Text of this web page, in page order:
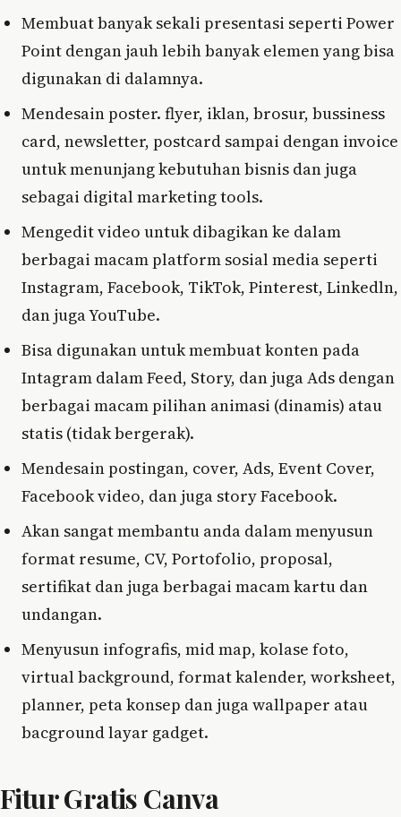
Membuat banyak sekali presentasi seperti Power
Point dengan jauh lebih banyak elemen yang bisa
digunakan di dalamnya.
Mendesain poster. flyer, iklan, brosur, bussiness
card, newsletter, postcard sampai dengan invoice
untuk menunjang kebutuhan bisnis dan juga
sebagai digital marketing tools.
Mengedit video untuk dibagikan ke dalam
berbagai macam platform sosial media seperti
Instagram, Facebook, TikTok, Pinterest, Linkedln,
dan juga YouTube.
Bisa digunakan untuk membuat konten pada
Intagram dalam Feed, Story, dan juga Ads dengan
berbagai macam pilihan animasi (dinamis) atau
statis (tidak bergerak).
Mendesain postingan, cover, Ads, Event Cover,
Facebook video, dan juga story Facebook.
Akan sangat membantu anda dalam menyusun
format resume, CV, Portofolio, proposal,
sertifikat dan juga berbagai macam kartu dan
undangan.
Menyusun infografis, mid map, kolase foto,
virtual background, format kalender, worksheet,
planner, peta konsep dan juga wallpaper atau
bacground layar gadget.
Fitur Gratis Canva